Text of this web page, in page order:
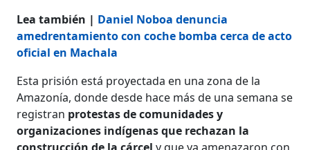
Lea también | Daniel Noboa denuncia
amedrentamiento con coche bomba cerca de acto
oficial en Machala
Esta prisión está proyectada en una zona de la
Amazonía, donde desde hace más de una semana se
registran protestas de comunidades y
organizaciones indígenas que rechazan la